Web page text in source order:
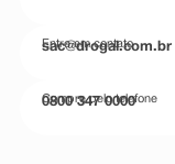
Entre em contato
sac@drogal.com.br
Compre pelo telefone
0800 347 0000